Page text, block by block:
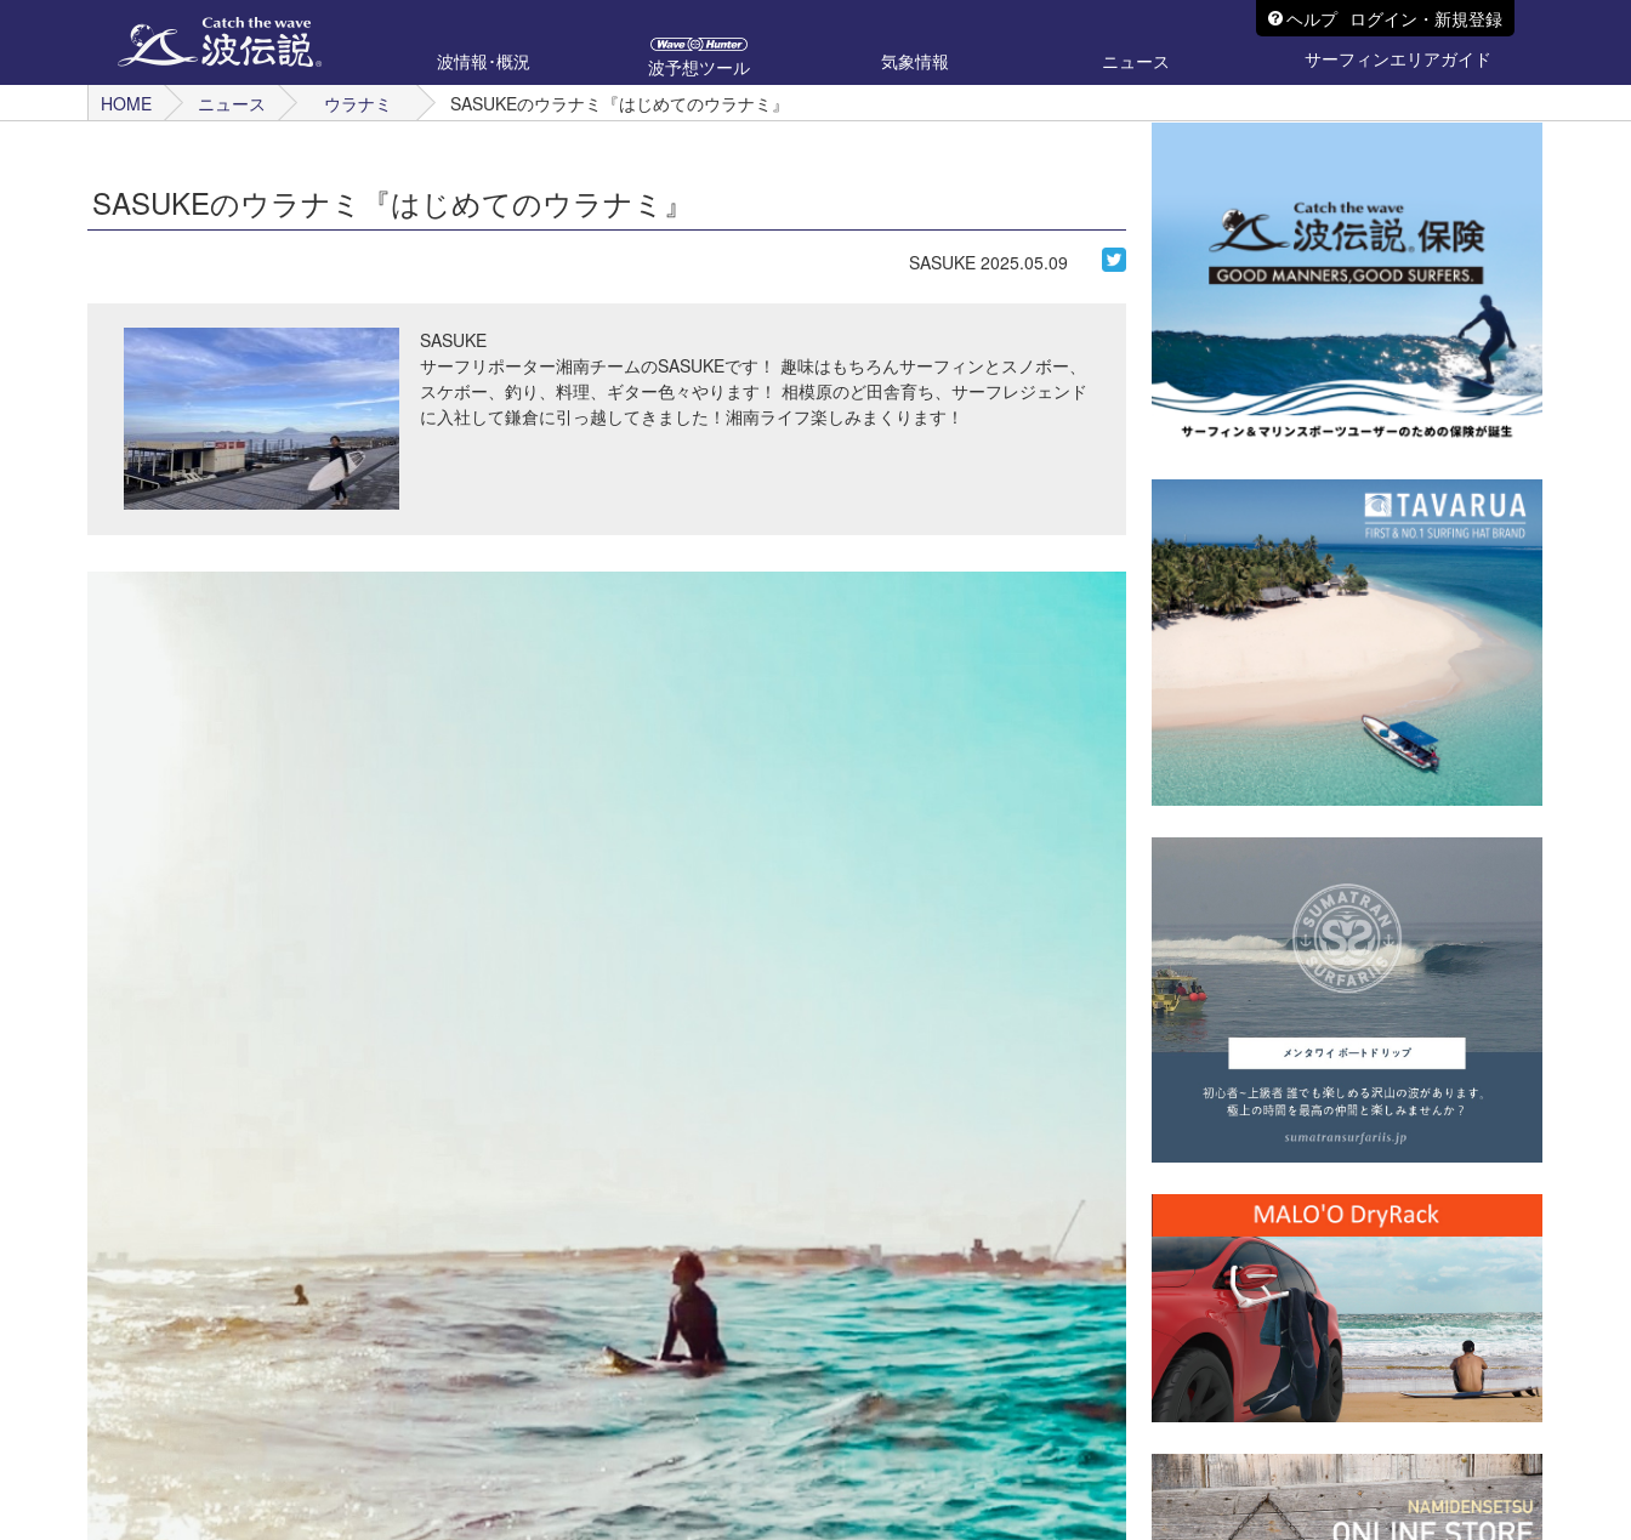
ヘルプ ログイン・新規登録
波情報･概況
波予想ツール 気象情報 ニュース
サーフィンエリアガイド
HOME
ニュース ウラナミ SASUKEのウラナミ『はじめてのウラナミ』
SASUKEのウラナミ『はじめてのウラナミ』
SASUKE 2025.05.09
SASUKE
サーフリポーター湘南チームのSASUKEです！ 趣味はもちろんサーフィンとスノボー、
スケボー、釣り、料理、ギター色々やります！ 相模原のど田舎育ち、サーフレジェンド
に入社して鎌倉に引っ越してきました！湘南ライフ楽しみまくります！